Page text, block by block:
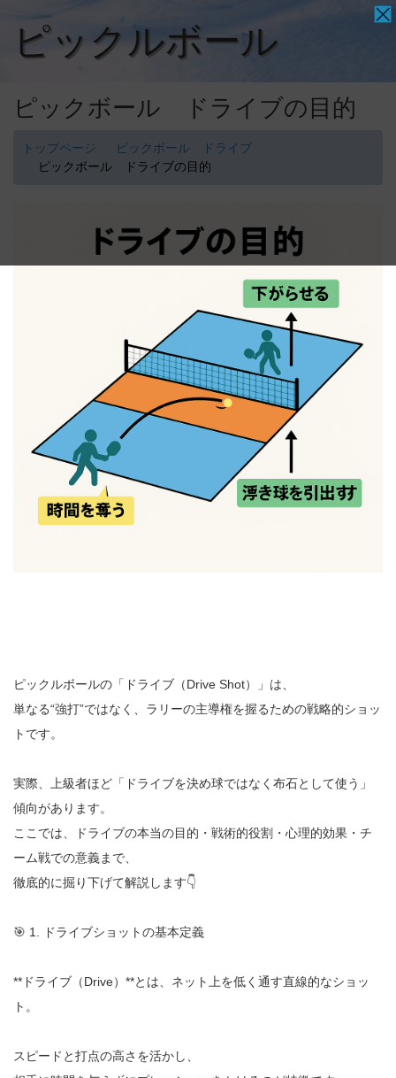
ピックルボール
ピックボール ドライブの目的
トップページ
ピックボール ドライブ
ピックボール ドライブの目的
ピックルボールの「ドライブ（Drive Shot）」は、
単なる“強打”ではなく、ラリーの主導権を握るための戦略的ショッ
トです。
実際、上級者ほど「ドライブを決め球ではなく布石として使う」
傾向があります。
ここでは、ドライブの本当の目的・戦術的役割・心理的効果・チ
ーム戦での意義まで、
徹底的に掘り下げて解説します👇
🎯 1. ドライブショットの基本定義
**ドライブ（Drive）**とは、ネット上を低く通す直線的なショッ
ト。
スピードと打点の高さを活かし、